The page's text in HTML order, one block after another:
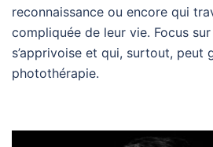
reconnaissance ou encore qui
compliquée de leur vie. Focus
s’apprivoise et qui, surtout, peut
photothérapie.